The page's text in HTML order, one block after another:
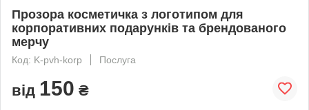
Прозора косметичка з логотипом для
корпоративних подарунків та брендованого
мерчу
Код: K-pvh-korp Послуга
від 150 ₴